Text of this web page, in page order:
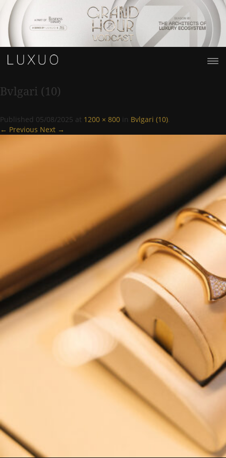
Bvlgari (10)
Published 05/08/2025 at 1200 × 800 in Bvlgari (10).
← Previous Next →